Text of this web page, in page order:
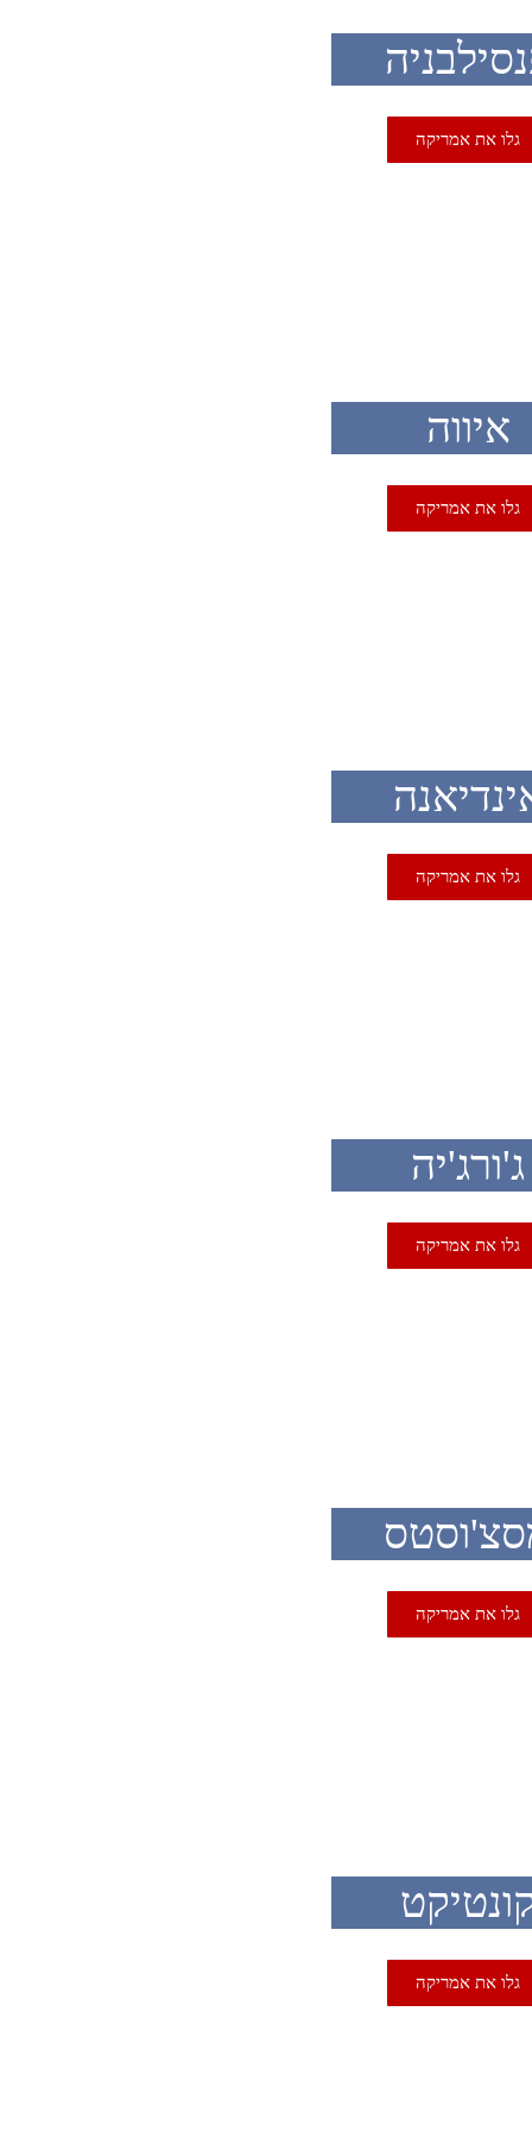
גלו את אמריקה
איווה
גלו את אמריקה
גלו את אמריקה
ג'ורג'יה
גלו את אמריקה
גלו את אמריקה
גלו את אמריקה